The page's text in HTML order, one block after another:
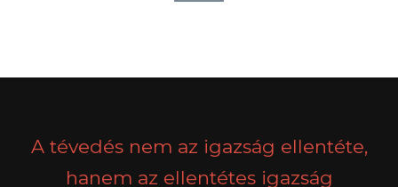
A tévedés nem az igazság ellentéte,
hanem az ellentétes igazság